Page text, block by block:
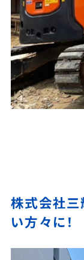
株式会社三
い方々に！